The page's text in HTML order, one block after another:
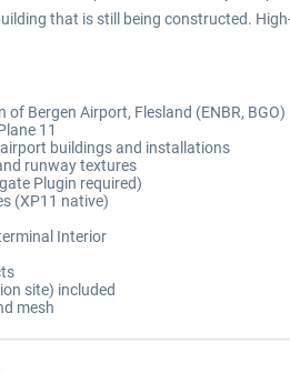
that is still being constructed.
of Bergen Airport, Flesland (ENBR, BGO)
11
buildings and installations
runway textures
Plugin required)
(XP11 native)
Interior
site) included
mesh